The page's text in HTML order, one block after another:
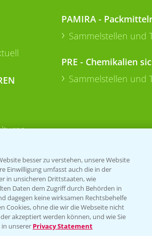
Bis zu 4 Produkte vergleichen:
PAMIRA -
Sammelstellen und
PRE - Chemikalien
Sammelstellen und
Folgen Sie uns
besser zu verstehen, unsere Website
Einwilligung umfasst auch die in der
in unsicheren Drittstaaten, wie
Daten dem Zugriff durch Behörden in
dagegen keine wirksamen Rechtsbehelfe
ohne die wir die Webseite nicht
akzeptiert werden können, und wie Sie
unserer Privacy Statement